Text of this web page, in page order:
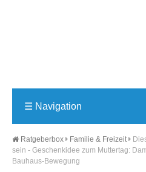
☰ Navigation
Ratgeberbox Familie & Freizeit
sein - Geschenkidee zum Muttertag:
Bauhaus-Bewegung